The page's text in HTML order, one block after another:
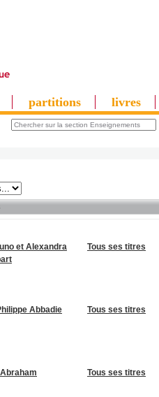
partitions livres
et Alexandra
Tous ses titres
Abbadie Tous ses titres
Tous ses titres